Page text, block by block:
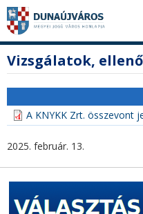
Ugrás
tartalomhoz
Ugrás
navigációhoz
Ugrás
kereséshez
a
honlapon
tartalom
Vizsgálatok,
A KNYKK Zrt. összevont
2025. február. 13.